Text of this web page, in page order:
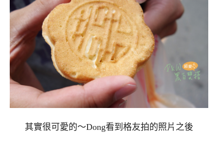
其實很可愛的～Dong看到格友拍的照片之後